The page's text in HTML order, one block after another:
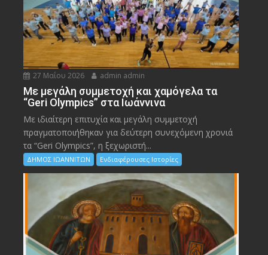
27 Μαΐου 2026 admin admin
Με μεγάλη συμμετοχή και χαμόγελα τα
“Geri Olympics” στα Ιωάννινα
Με ιδιαίτερη επιτυχία και μεγάλη συμμετοχή
πραγματοποιήθηκαν για δεύτερη συνεχόμενη χρονιά
τα “Geri Olympics”, η ξεχωριστή...
ΔΗΜΟΣ ΙΩΑΝΝΙΤΩΝ Ενδιαφέρουσες Ιστορίες